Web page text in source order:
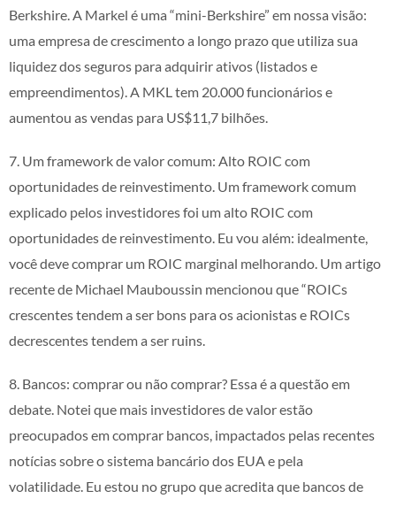
Berkshire. A Markel é uma “mini-Berkshire” em nossa visão:
uma empresa de crescimento a longo prazo que utiliza sua
liquidez dos seguros para adquirir ativos (listados e
empreendimentos). A MKL tem 20.000 funcionários e
aumentou as vendas para US$11,7 bilhões.
7. Um framework de valor comum: Alto ROIC com
oportunidades de reinvestimento. Um framework comum
explicado pelos investidores foi um alto ROIC com
oportunidades de reinvestimento. Eu vou além: idealmente,
você deve comprar um ROIC marginal melhorando. Um artigo
recente de Michael Mauboussin mencionou que “ROICs
crescentes tendem a ser bons para os acionistas e ROICs
decrescentes tendem a ser ruins.
8. Bancos: comprar ou não comprar? Essa é a questão em
debate. Notei que mais investidores de valor estão
preocupados em comprar bancos, impactados pelas recentes
notícias sobre o sistema bancário dos EUA e pela
volatilidade. Eu estou no grupo que acredita que bancos de